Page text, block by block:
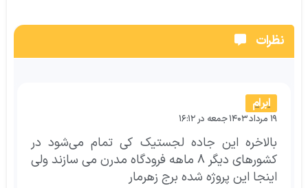
نظرات
ابرام
۱۹ مرداد ۱۴۰۳ جمعه در ۱۶:۱۲
بالاخره این جاده لجستیک کی تمام می‌شود در
کشورهای دیگر ۸ ماهه فرودگاه مدرن می سازند ولی
اینجا این پروژه شده برج زهرمار